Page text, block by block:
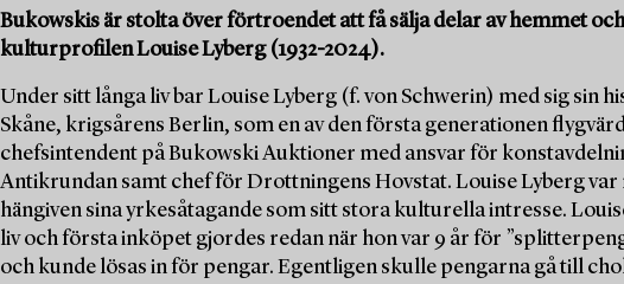
Bukowskis är stolta över förtroendet att få sälja delar av hemmet
kulturprofilen Louise Lyberg (1932-2024).
Under sitt långa liv bar Louise Lyberg (f. von Schwerin) med sig sin
Skåne, krigsårens Berlin, som en av den första generationen
chefsintendent på Bukowski Auktioner med ansvar för
Antikrundan samt chef för Drottningens Hovstat. Louise Lyberg
hängiven sina yrkesåtagande som sitt stora kulturella intresse.
liv och första inköpet gjordes redan när hon var 9 år för
och kunde lösas in för pengar. Egentligen skulle pengarna gå till